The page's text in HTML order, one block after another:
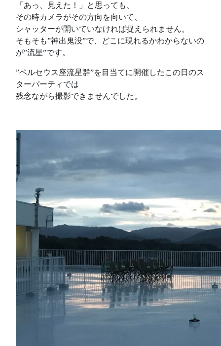
「あっ、見えた！」と思っても、
その時カメラがその方向を向いて、
シャッターが開いていなければ捉えられません。
そもそも”神出鬼没”で、どこに現れるかわからないの
が”流星”です。
”ペルセウス座流星群”を目当てに開催したこの日のス
ターパーティでは
残念ながら撮影できませんでした。